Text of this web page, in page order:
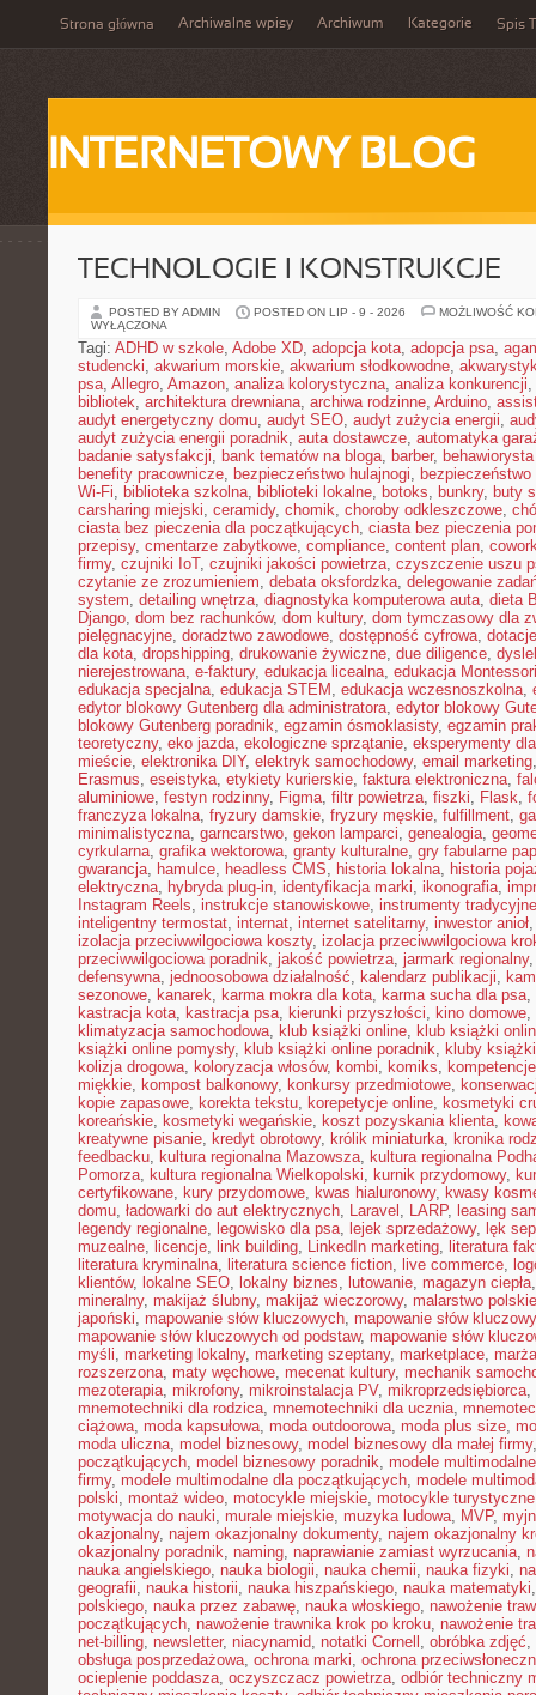
Strona główna Archiwalne wpisy Archiwum Kategorie Spis
INTERNETOWY BLOG
TECHNOLOGIE I KONSTRUKCJE
POSTED BY ADMIN POSTED ON LIP - 9 - 2026
MOŻLIWOŚĆ
WYŁĄCZONA
Tagi: ADHD w szkole, Adobe XD, adopcja kota, adopcja psa,
studencki, akwarium morskie, akwarium słodkowodne,
psa, Allegro, Amazon, analiza kolorystyczna, analiza konkurencji,
bibliotek, architektura drewniana, archiwa rodzinne, Arduino,
audyt energetyczny domu, audyt SEO, audyt zużycia energii,
audyt zużycia energii poradnik, auta dostawcze, automatyka
badanie satysfakcji, bank tematów na bloga, barber,
benefity pracownicze, bezpieczeństwo hulajnogi,
Wi-Fi, biblioteka szkolna, biblioteki lokalne, botoks, bunkry, buty
carsharing miejski, ceramidy, chomik, choroby odkleszczowe,
ciasta bez pieczenia dla początkujących, ciasta bez pieczenia
przepisy, cmentarze zabytkowe, compliance, content plan,
firmy, czujniki IoT, czujniki jakości powietrza, czyszczenie uszu
czytanie ze zrozumieniem, debata oksfordzka, delegowanie
system, detailing wnętrza, diagnostyka komputerowa auta, dieta
Django, dom bez rachunków, dom kultury, dom tymczasowy dla
pielęgnacyjne, doradztwo zawodowe, dostępność cyfrowa,
dla kota, dropshipping, drukowanie żywiczne, due diligence,
nierejestrowana, e-faktury, edukacja licealna, edukacja Montessori
edukacja specjalna, edukacja STEM , edukacja wczesnoszkolna,
edytor blokowy Gutenberg dla administratora, edytor blokowy
blokowy Gutenberg poradnik, egzamin ósmoklasisty, egzamin
teoretyczny, eko jazda, ekologiczne sprzątanie, eksperymenty
mieście, elektronika DIY, elektryk samochodowy, email marketing
Erasmus, eseistyka, etykiety kurierskie, faktura elektroniczna,
aluminiowe, festyn rodzinny, Figma, filtr powietrza, fiszki, Flask,
franczyza lokalna, fryzury damskie, fryzury męskie, fulfillment,
minimalistyczna, garncarstwo, gekon lamparci, genealogia,
cyrkularna, grafika wektorowa, granty kulturalne, gry fabularne
gwarancja, hamulce, headless CMS, historia lokalna, historia
elektryczna, hybryda plug-in, identyfikacja marki, ikonografia,
Instagram Reels, instrukcje stanowiskowe, instrumenty tradycyjne
inteligentny termostat, internat, internet satelitarny, inwestor anioł
izolacja przeciwwilgociowa koszty, izolacja przeciwwilgociowa
przeciwwilgociowa poradnik, jakość powietrza, jarmark regionalny
defensywna, jednoosobowa działalność, kalendarz publikacji,
sezonowe, kanarek, karma mokra dla kota, karma sucha dla psa,
kastracja kota, kastracja psa, kierunki przyszłości, kino domowe,
klimatyzacja samochodowa, klub książki online, klub książki
książki online pomysły, klub książki online poradnik, kluby książki
kolizja drogowa, koloryzacja włosów, kombi, komiks,
miękkie, kompost balkonowy, konkursy przedmiotowe,
kopie zapasowe, korekta tekstu, korepetycje online, kosmetyki
koreańskie, kosmetyki wegańskie, koszt pozyskania klienta,
kreatywne pisanie, kredyt obrotowy, królik miniaturka, kronika
feedbacku, kultura regionalna Mazowsza, kultura regionalna
Pomorza, kultura regionalna Wielkopolski, kurnik przydomowy,
certyfikowane, kury przydomowe, kwas hialuronowy, kwasy
domu, ładowarki do aut elektrycznych, Laravel , LARP, leasing
legendy regionalne, legowisko dla psa, lejek sprzedażowy, lęk
muzealne, licencje, link building, LinkedIn marketing, literatura
literatura kryminalna, literatura science fiction, live commerce,
klientów, lokalne SEO, lokalny biznes, lutowanie, magazyn ciepła
mineralny, makijaż ślubny, makijaż wieczorowy, malarstwo polskie
japoński, mapowanie słów kluczowych, mapowanie słów
mapowanie słów kluczowych od podstaw, mapowanie słów
myśli, marketing lokalny, marketing szeptany, marketplace, marża
rozszerzona, maty węchowe, mecenat kultury, mechanik
mezoterapia, mikrofony, mikroinstalacja PV, mikroprzedsiębiorca,
mnemotechniki dla rodzica, mnemotechniki dla ucznia,
ciążowa, moda kapsułowa, moda outdoorowa, moda plus size,
moda uliczna, model biznesowy, model biznesowy dla małej firmy
początkujących, model biznesowy poradnik, modele multimodalne
firmy, modele multimodalne dla początkujących, modele
polski, montaż wideo, motocykle miejskie, motocykle turystyczne
motywacja do nauki, murale miejskie, muzyka ludowa, MVP,
okazjonalny, najem okazjonalny dokumenty, najem okazjonalny
okazjonalny poradnik, naming, naprawianie zamiast wyrzucania,
nauka angielskiego, nauka biologii, nauka chemii, nauka fizyki,
geografii, nauka historii, nauka hiszpańskiego, nauka matematyki
polskiego, nauka przez zabawę, nauka włoskiego, nawożenie
początkujących, nawożenie trawnika krok po kroku, nawożenie
net-billing, newsletter, niacynamid, notatki Cornell , obróbka zdjęć,
obsługa posprzedażowa, ochrona marki, ochrona
ocieplenie poddasza, oczyszczacz powietrza, odbiór techniczny